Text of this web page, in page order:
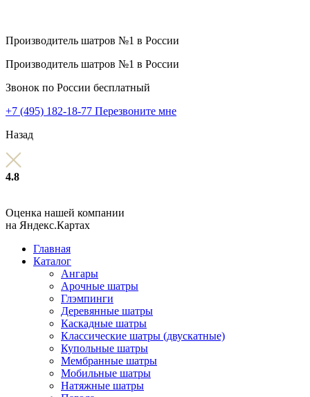
Производитель шатров №1 в России
Производитель шатров №1 в России
Звонок по России бесплатный
+7 (495) 182-18-77 Перезвоните мне
Назад
4.8
Оценка нашей компании
на Яндекс.Картах
Главная
Каталог
Ангары
Арочные шатры
Глэмпинги
Деревянные шатры
Каскадные шатры
Классические шатры (двускатные)
Купольные шатры
Мембранные шатры
Мобильные шатры
Натяжные шатры